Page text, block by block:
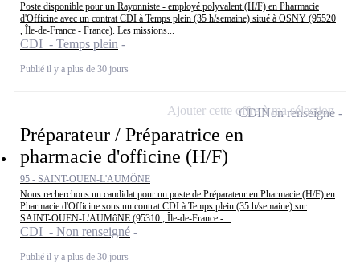
Poste disponible pour un Rayonniste - employé polyvalent (H/F) en Pharmacie
d'Officine avec un contrat CDI à Temps plein (35 h/semaine) situé à OSNY (95520
, Île-de-France - France). Les missions...
CDI - Temps plein
Publié il y a plus de 30 jours
Préparateur / Préparatrice en
pharmacie d'officine (H/F)
95 - SAINT-OUEN-L'AUMÔNE
Nous recherchons un candidat pour un poste de Préparateur en Pharmacie (H/F) en
Pharmacie d'Officine sous un contrat CDI à Temps plein (35 h/semaine) sur
SAINT-OUEN-L'AUMôNE (95310 , Île-de-France -...
CDI - Non renseigné
Publié il y a plus de 30 jours
CDINon renseigné
Ajouter cette offre à ma sélection